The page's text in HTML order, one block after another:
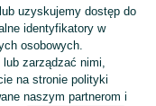
Skorzystaj z największego serwisu ogłoszeniowego - Jawczyce i okolice! Kupuj to, czego pragniesz i sprzedawaj to, czego już nie potrzebujesz!
uzyskujemy dostęp do
identyfikatory w
osobowych.
zarządzać nimi,
na stronie polityki
naszym partnerom i